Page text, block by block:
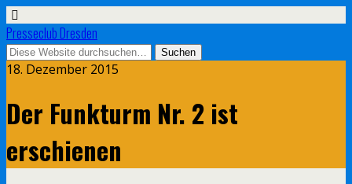
Presseclub Dresden
18. Dezember 2015
Der Funkturm Nr. 2 ist
erschienen